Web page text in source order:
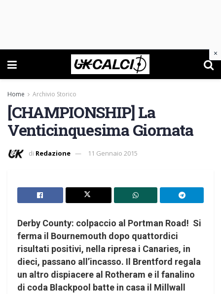
Home Archivio Storico
[CHAMPIONSHIP] La
Venticinquesima Giornata
di Redazione 11 Gennaio 2015
Derby County: colpaccio al Portman Road! Si
ferma il Bournemouth dopo quattordici
risultati positivi, nella ripresa i Canaries, in
dieci, passano all’incasso. Il Brentford regala
un altro dispiacere al Rotheram e il fanalino
di coda Blackpool batte in casa il Millwall
×